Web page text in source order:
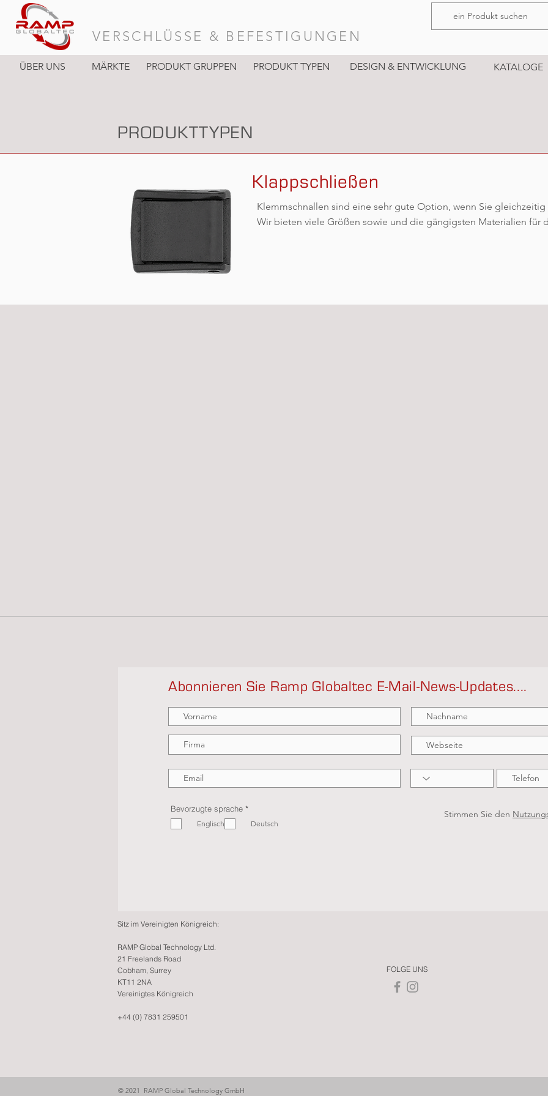
VERSCHLÜSSE & BEFESTIGUNGEN
ÜBER UNS MÄRKTE PRODUKT GRUPPEN PRODUKT TYPEN DESIGN & ENTWICKLUNG KATALOGE
Klappschließen
Klemmschnallen sind eine sehr gute Option, wenn Sie
Wir bieten viele Größen sowie und die gängigsten Materialien für
PRODUKTTYPEN
Abonnieren Sie Ramp Globaltec E-Mail-News-Updates....
Bevorzugte sprache *P
Englisch Deutsch
Stimmen Sie den
Sitz im Vereinigten Königreich:
RAMP Global Technology Ltd.
21 Freelands Road
Cobham, Surrey
KT11 2NA
Vereinigtes Königreich
+44 (0) 7831 259501
FOLGE UNS
© 2021 RAMP Global Technology GmbH